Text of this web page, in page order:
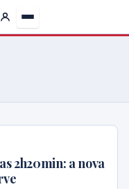
2h20min: a nova